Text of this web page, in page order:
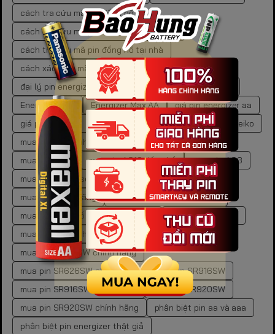
cách tra cứu mã pin đồng hồ
cách tra cứu mã pin đồng hồ chuẩn xác
cách tra cứu mã pin đồng hồ tại nhà
cách xác định mã pin đồng hồ
đại lý pin energizer chính hãng
dung lượng pin aaa
Energizer Max
Energizer Max AA
giá pin energizer aa
giá pin gp aa
kích thước pin aa
mã pin đồng hồ Seiko
mua pin 9V chính hãng
mua pin aa chính hãng
mua pin AG10
mua pin AG10 đồng hồ
mua pin AG3
mua pin AG3 laser
mua pin AG3 laser chính hãng
mua pin chính hãng
mua pin cr2450 chính hãng
mua pin đồng hồ Seiko chính hãng
mua pin gp ở đâu
mua pin LR chính hãng
mua pin SR621SW
mua pin SR621SW chính hãng
mua pin SR626SW chính hãng
mua pin SR916SW
mua pin SR916SW chính hãng
mua pin SR920SW
mua pin SR920SW chính hãng
phân biệt pin aa và aaa
phân biệt pin energizer thật giả